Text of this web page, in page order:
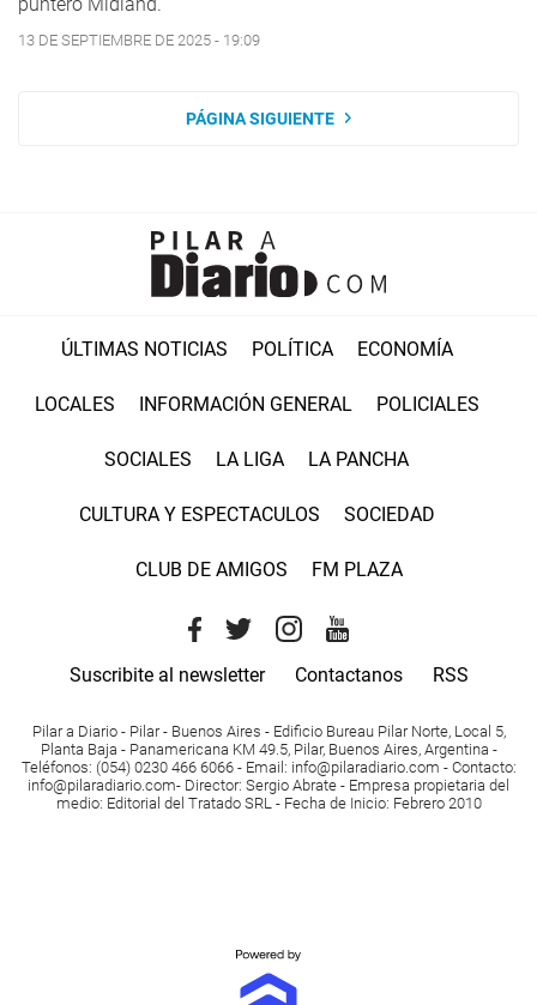
13 DE SEPTIEMBRE DE 2025 - 19:09
PÁGINA SIGUIENTE
ÚLTIMAS NOTICIAS POLÍTICA ECONOMÍA
LOCALES INFORMACIÓN GENERAL POLICIALES
SOCIALES LA LIGA LA PANCHA
CULTURA Y ESPECTACULOS SOCIEDAD
CLUB DE AMIGOS FM PLAZA
Suscribite al newsletter Contactanos RSS
Pilar a Diario - Pilar - Buenos Aires - Edificio Bureau Pilar Norte, Local 5,
Planta Baja - Panamericana KM 49.5, Pilar, Buenos Aires, Argentina -
Teléfonos: (054) 0230 466 6066 - Email : info@pilaradiario.com - Contacto:
info@pilaradiario.com- Director: Sergio Abrate - Empresa propietaria del
medio: Editorial del Tratado SRL - Fecha de Inicio: Febrero 2010